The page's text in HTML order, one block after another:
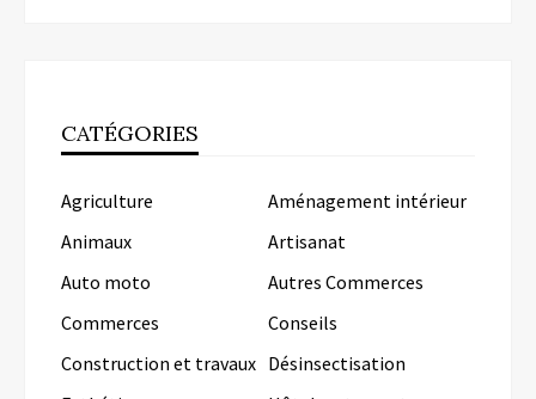
CATÉGORIES
Agriculture
Aménagement intérieur
Animaux
Artisanat
Auto moto
Autres Commerces
Commerces
Conseils
Construction et travaux Désinsectisation